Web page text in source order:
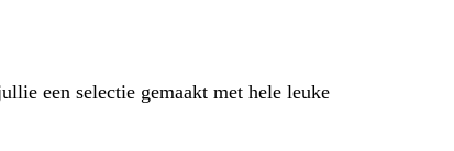
een selectie gemaakt met hele leuke